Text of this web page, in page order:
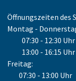
Öffnungszeiten des
Montag -
07:30 - 12:30 Uhr
13:00 - 16:15 Uhr
Freitag:
07:30 - 13:00 Uhr